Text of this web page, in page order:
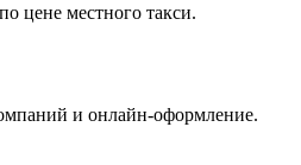
цене местного такси.
и онлайн-оформление.